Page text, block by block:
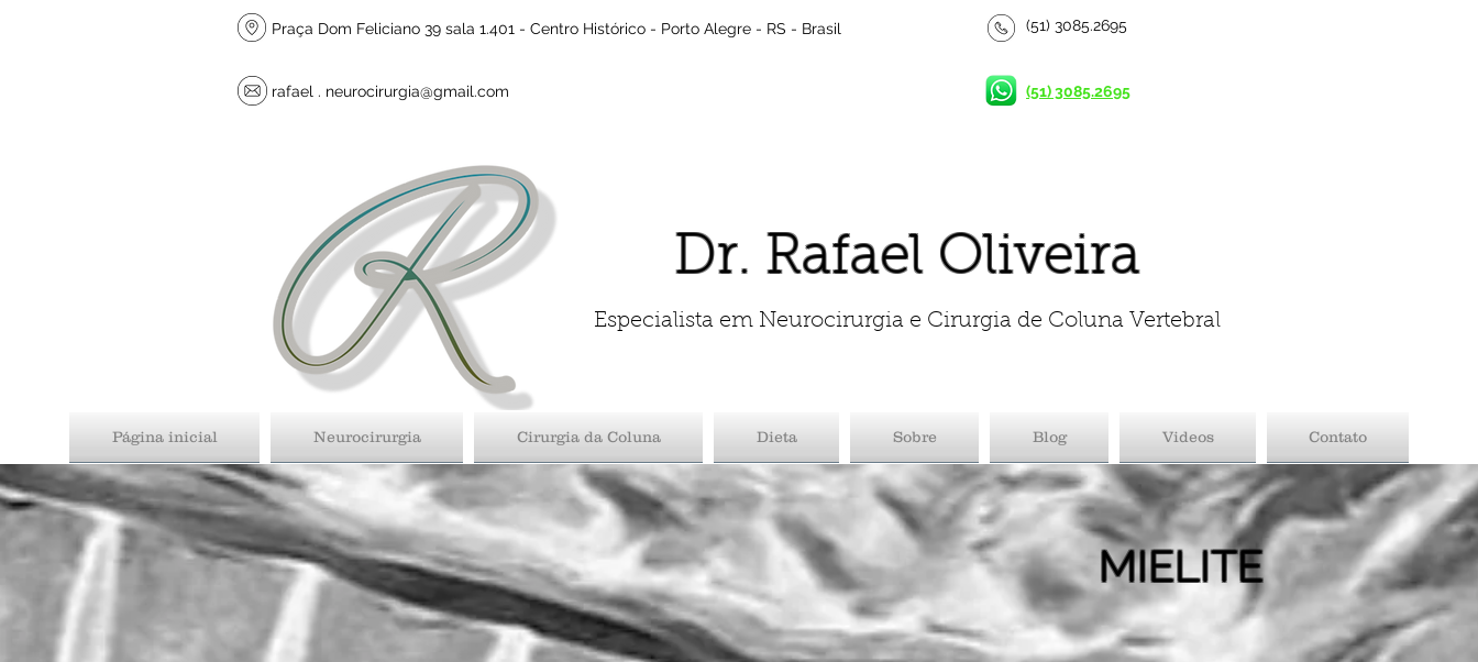
Praça Dom Feliciano 39 sala 1.401 - Centro Histórico - Porto Alegre - RS - Brasil
rafael . neurocirurgia@gmail.com
(51) 3085.2695
(51) 3085.2695
Dr. Rafael Oliveira
Especialista em Neurocirurgia e Cirurgia de Coluna Vertebral
Página inicial Neurocirurgia Cirurgia da Coluna Dieta Sobre Blog Videos Contato
MIELITE